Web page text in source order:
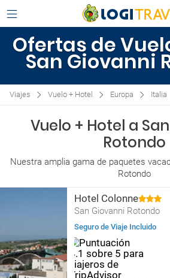
Ofertas de
San Giovanni
Viajes Vuelo + Hotel Europa Italia
Vuelo + Hotel a
Rotondo
Nuestra amplia gama de paquetes
Rotondo
Hotel Colonne
San Giovanni Rotondo
Seguro de Viaje Incluido